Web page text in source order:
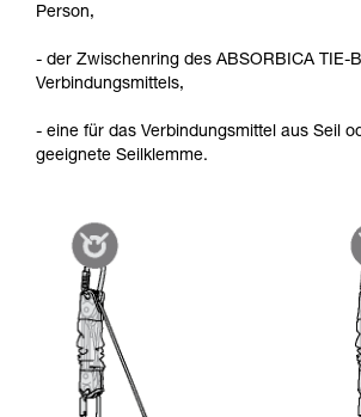
Person,
- der Zwischenring des ABSORBICA TIE-
Verbindungsmittels,
- eine für das Verbindungsmittel aus Seil
geeignete Seilklemme.